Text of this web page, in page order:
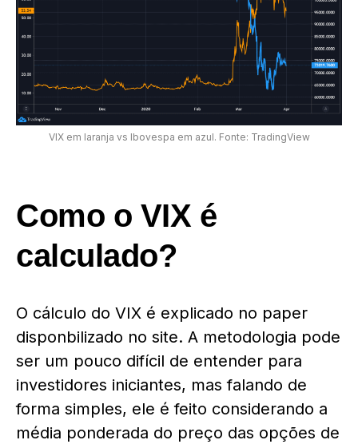
VIX em laranja vs Ibovespa em azul. Fonte: TradingView
Como o VIX é
calculado?
O cálculo do VIX é explicado no paper
disponbilizado no site. A metodologia pode
ser um pouco difícil de entender para
investidores iniciantes, mas falando de
forma simples, ele é feito considerando a
média ponderada do preço das opções de